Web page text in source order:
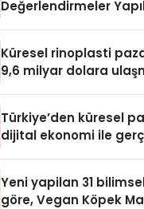
Değerlendirmeler
Küresel rinoplasti
9,6 milyar dolara
Türkiye’den küresel
dijital ekonomi ile
Yeni yapilan 31
göre, Vegan Köpek